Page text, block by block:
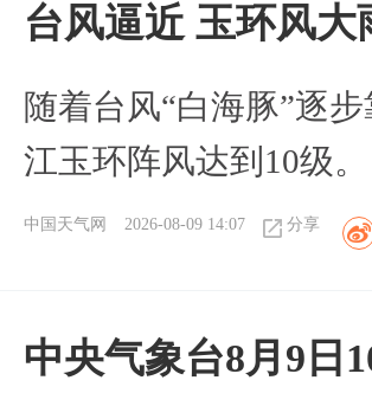
台风逼近 玉环风大
随着台风“白海豚”逐
江玉环阵风达到10级。
中国天气网 2026-08-09 14:07 分享
中央气象台8月9日